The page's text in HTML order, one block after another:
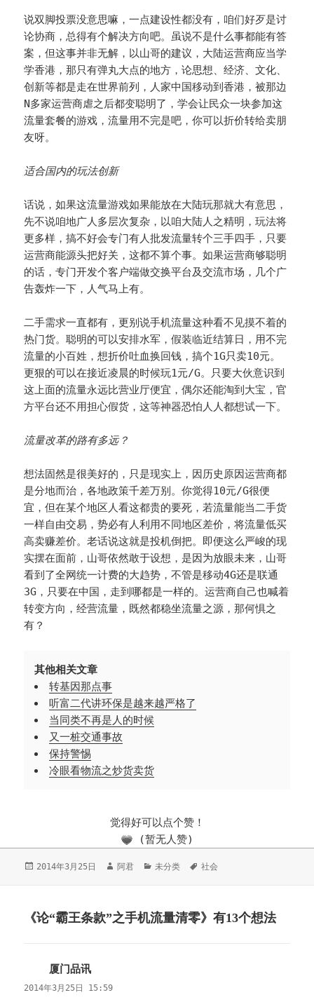
说双脚投票没意思嘛，一点建设性都没有，咱们好歹是讨
论协商，总得有个解决方向吧。虽说不是什么事都能有答
案，但这事并非无解，以山哥的建议，大陆运营商应当学
学香港，那只有弹丸大点的地方，论思想、经济、文化、
创新等都是走在世界前列，人家中国移动到香港，被那边
N多家运营商虐之后都变聪明了，学会让民众一块参加这
流量套餐的游戏，流量用不完是吧，你可以折价转给卖朋
友呀。
适合国内的玩法创新
话说，如果这流量游戏如果能放在大陆玩那就大有意思，
先不说咱地广人多层次复杂，以咱大陆人之精明，玩法将
更多样，搞不好会专门有人批发流量转个三手四手，只要
运营商能源头把好关，这都不算个事。如果运营商够聪明
的话，专门开发个客户端做交换平台及交流市场，几个广
告轰炸一下，人气马上有。
二手需求一直都有，更别说手机流量这种看不见摸不着的
热门货。聪明的可以安排水军，假装临近结算日，用不完
流量的小百姓，想折价吐血换回钱，搞个1G只卖10元。
更狠的可以在接近凌晨的时候玩1元/G。只要大伙意识到
这上面的流量永远比营业厅便宜，偶尔还能淘到大宝，官
方平台还不用担心假货，这等神器恐怕人人都想试一下。
流量改革的路有多远？
想法固然是很美好的，只是现实上，因历史原因运营商都
是分地而治，各地政策千差万别。你觉得10元/G很便
宜，但在某个地区人看这都贵的要死，若流量能当二手货
一样自由交易，势必有人利用不同地区差价，将流量低买
高卖赚差价。老话说这就是投机倒把。即便这么严峻的现
实摆在面前，山哥依然敢于设想，是因为放眼未来，山哥
看到了全网统一计费的大趋势，不管是移动4G还是联通
3G，只要在中国，走到哪都是一样的。运营商自己也喊着
转变方向，经营流量，既然都稳坐流量之源，那何惧之
有？
其他相关文章
转基因那点事
听富二代讲环保是越来越严格了
当同类不再是人的时候
又一桩交通事故
保持警惕
冷眼看物流之炒货卖货
觉得好可以点个赞！
(暂无人赞)
发
2014年3月25日
作
阿君
分
未分类
标
社会
《论“霸王条款”之手机流量清零》有13个想法
厦门品讯
道：
2014年3月25日 15:59